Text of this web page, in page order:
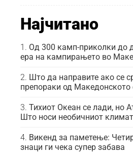
Најчитано
Од 300 камп-приколки до
ера на кампирањето во
Што да направите ако се
препораки од
Тихиот Океан се лади, но
Што носи необичниот
Викенд за паметење:
знаци ги чека супер забава